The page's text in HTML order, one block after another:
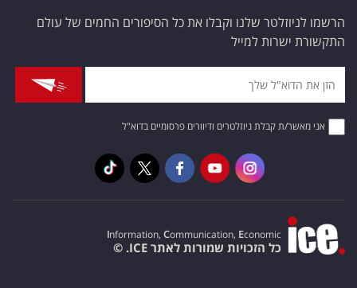
הרשמו לניוזלטר שלנו וקבלו את כל הסיפורים החמים של עולם
התקשורת ישרות למייל
אני מאשר/ת קבלת ניוזלטרים ודיוורים פרסומיים בדוא"ל
Information, Communication, Economic
כל הזכויות שמורות לאתר ICE. ©